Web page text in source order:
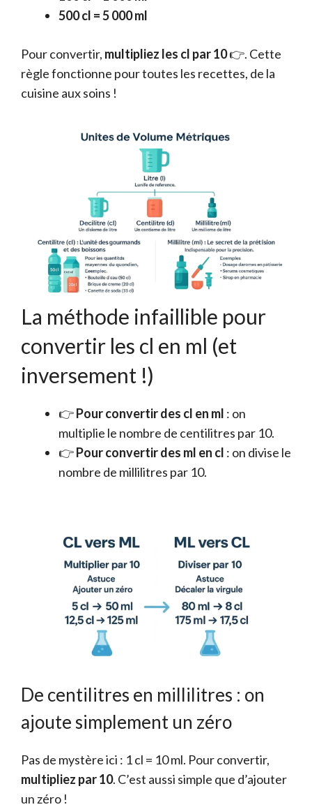
500 cl = 5 000 ml
Pour convertir, multipliez les cl par 10👉. Cette
règle fonctionne pour toutes les recettes, de la
cuisine aux soins !
La méthode infaillible pour
convertir les cl en ml (et
inversement !)
👉Pour convertir des cl en ml : on
multiplie le nombre de centilitres par 10.
👉Pour convertir des ml en cl : on divise le
nombre de millilitres par 10.
De centilitres en millilitres : on
ajoute simplement un zéro
Pas de mystère ici : 1 cl = 10 ml. Pour convertir,
multipliez par 10. C’est aussi simple que d’ajouter
un zéro !